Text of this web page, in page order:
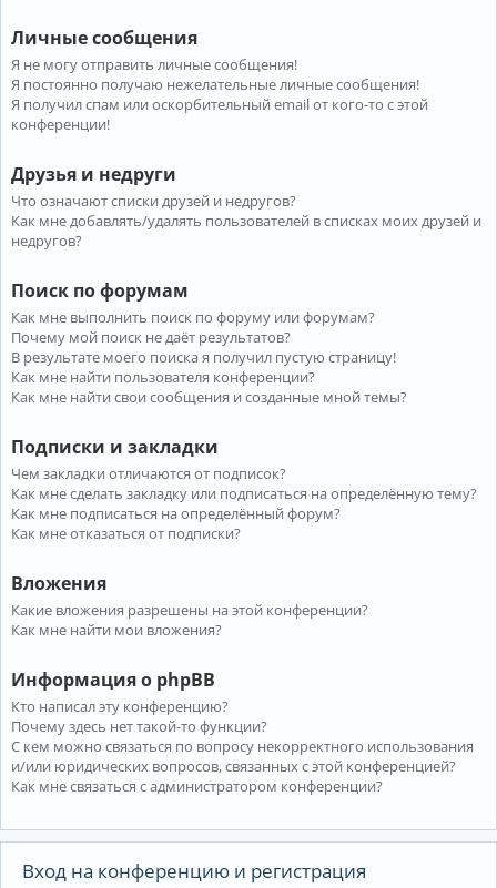
Личные сообщения
Я не могу отправить личные сообщения!
Я постоянно получаю нежелательные личные сообщения!
Я получил спам или оскорбительный email от кого-то с этой
конференции!
Друзья и недруги
Что означают списки друзей и недругов?
Как мне добавлять/удалять пользователей в списках моих друзей и
недругов?
Поиск по форумам
Как мне выполнить поиск по форуму или форумам?
Почему мой поиск не даёт результатов?
В результате моего поиска я получил пустую страницу!
Как мне найти пользователя конференции?
Как мне найти свои сообщения и созданные мной темы?
Подписки и закладки
Чем закладки отличаются от подписок?
Как мне сделать закладку или подписаться на определённую тему?
Как мне подписаться на определённый форум?
Как мне отказаться от подписки?
Вложения
Какие вложения разрешены на этой конференции?
Как мне найти мои вложения?
Информация о phpBB
Кто написал эту конференцию?
Почему здесь нет такой-то функции?
С кем можно связаться по вопросу некорректного использования
и/или юридических вопросов, связанных с этой конференцией?
Как мне связаться с администратором конференции?
Вход на конференцию и регистрация